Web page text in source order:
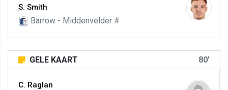
S. Smith
Barrow - Middenvelder #
GELE KAART 80'
C. Raglan